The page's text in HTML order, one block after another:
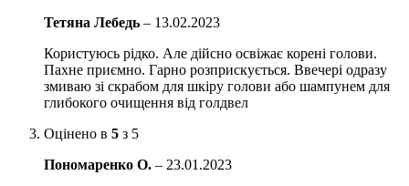
Тетяна Лебедь – 13.02.2023
Користуюсь рідко. Але дійсно освіжає корені голови.
Пахне приємно. Гарно розприскується. Ввечері одразу
змиваю зі скрабом для шкіру голови або шампунем для
глибокого очищення від голдвел
Оцінено в 5 з 5
Пономаренко О. – 23.01.2023